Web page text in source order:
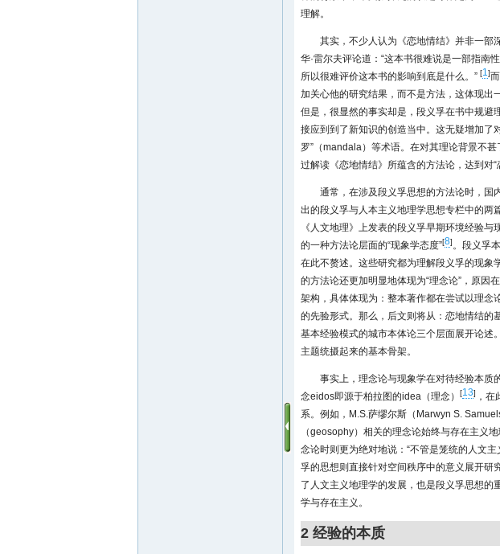
理解。
其实，不少人认为《恋地情结》并非一部
华·雷尔夫评论道：“这本书很难说是一部指
所以很难评价这本书的影响到底是什么。” [1]
加关心他的研究结果，而不是方法，这体现出
但是，很显然的事实却是，段义孚在书中规避
接应到到了新知识的创造当中。这无疑增加了
罗”（mandala）等术语。在对其理论背景不
过解读《恋地情结》所蕴含的方法论，达到对
通常，在涉及段义孚思想的方法论时，国
出的段义孚与人本主义地理学思想专栏中的两
《人文地理》上发表的段义孚早期环境经验
的一种方法论层面的“现象学态度”[8]。段义孚
在此不赘述。这些研究都为理解段义孚的现象
的方法论还更加明显地体现为“理念论”，原因
架构，具体体现为：整本著作都在尝试以理念
的先验形式。那么，后文则将从：恋地情结的
基本经验模式的城市本体论三个层面展开论述
主题统摄起来的基本骨架。
事实上，理念论与现象学在对待经验本质
念eidos即源于柏拉图的idea（理念）
[13] ，
系。例如，M.S.萨缪尔斯（Marwyn S.
（geosophy）相关的理念论始终与存在主义
念论时则更为绝对地说：“不管是笼统的人文
孚的思想则直接针对空间秩序中的意义展开研
了人文主义地理学的发展，也是段义孚思想的
学与存在主义。
2 经验的本质